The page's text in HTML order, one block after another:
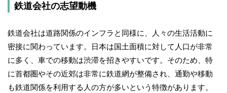
鉄道会社の志望動機
鉄道会社は道路関係のインフラと同様に、人々の生活活動に
密接に関わっています。日本は国土面積に対して人口が非常
に多く、車での移動は渋滞を招きやすいです。そのため、特
に首都圏やその近郊は非常に鉄道網が整備され、通勤や移動
も鉄道関係を利用する人の方が多いという特徴があります。